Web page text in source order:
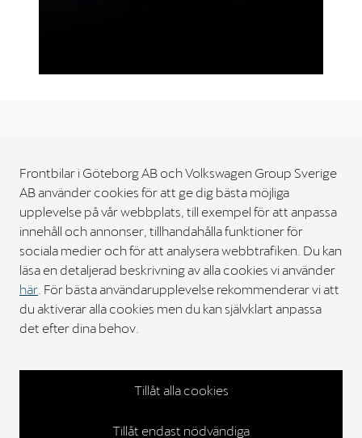
Frontbilar i Göteborg AB och Volkswagen Group Sverige
AB använder cookies för att ge dig bästa möjliga
upplevelse på vår webbplats, till exempel för att anpassa
innehåll och annonser, tillhandahålla funktioner för
sociala medier och för att analysera webbtrafiken. Du kan
läsa en detaljerad beskrivning av alla cookies vi använder
här . För bästa användarupplevelse rekommenderar vi att
du aktiverar alla cookies men du kan självklart anpassa
det efter dina behov.
Tillåt alla cookies
Tillåt endast nödvändiga
Köpa bil
Bilverkstad
Kontakta oss
Välkommen till Frontbilar
Cookies